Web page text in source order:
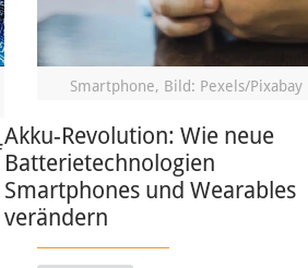
Smartphone, Bild: Pexels/Pixabay
Akku-Revolution: Wie neue
Batterietechnologien
Smartphones und Wearables
verändern